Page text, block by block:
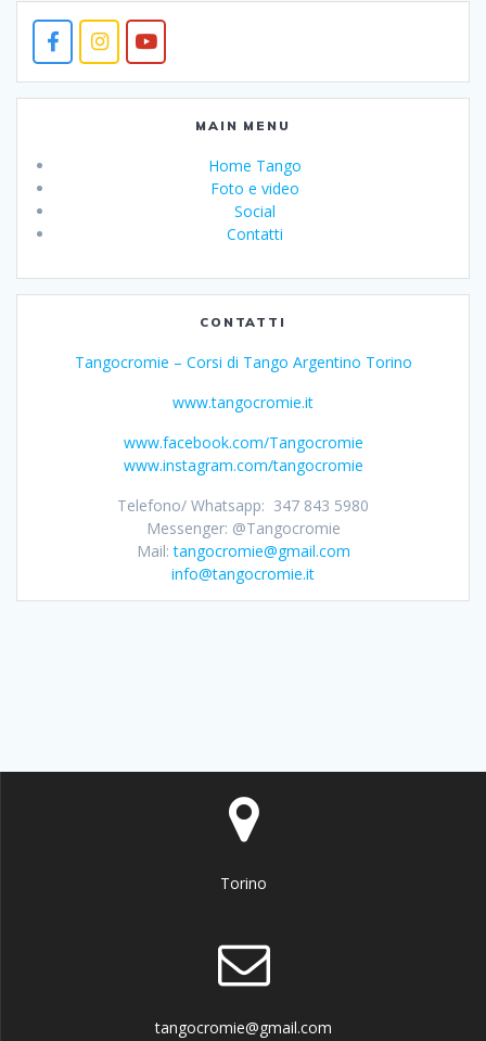
MAIN MENU
Home Tango
Foto e video
Social
Contatti
CONTATTI
Tangocromie – Corsi di Tango Argentino Torino
www.tangocromie.it
www.facebook.com/Tangocromie
www.instagram.com/tangocromie
Telefono/ Whatsapp: 347 843 5980
Messenger: @Tangocromie
Mail:tangocromie@gmail.com
info@tangocromie.it
Torino
tangocromie@gmail.com